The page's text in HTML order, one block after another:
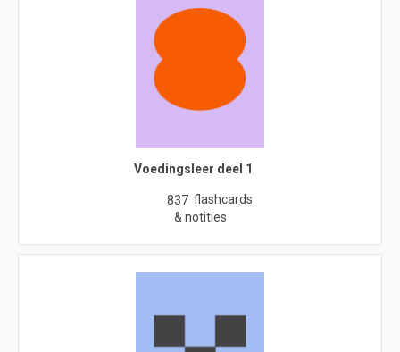
Voedingsleer deel 1
837 flashcards
& notities